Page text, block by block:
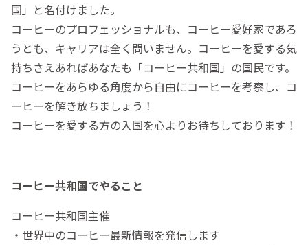
国」と名付けました。
コーヒーのプロフェッショナルも、コーヒー愛好家であろ
うとも、キャリアは全く問いません。コーヒーを愛する気
持ちさえあればあなたも「コーヒー共和国」の国民です。
コーヒーをあらゆる角度から自由にコーヒーを考察し、コ
ーヒーを解き放ちましょう！
コーヒーを愛する方の入国を心よりお待ちしております！
コーヒー共和国でやること
コーヒー共和国主催
・世界中のコーヒー最新情報を発信します